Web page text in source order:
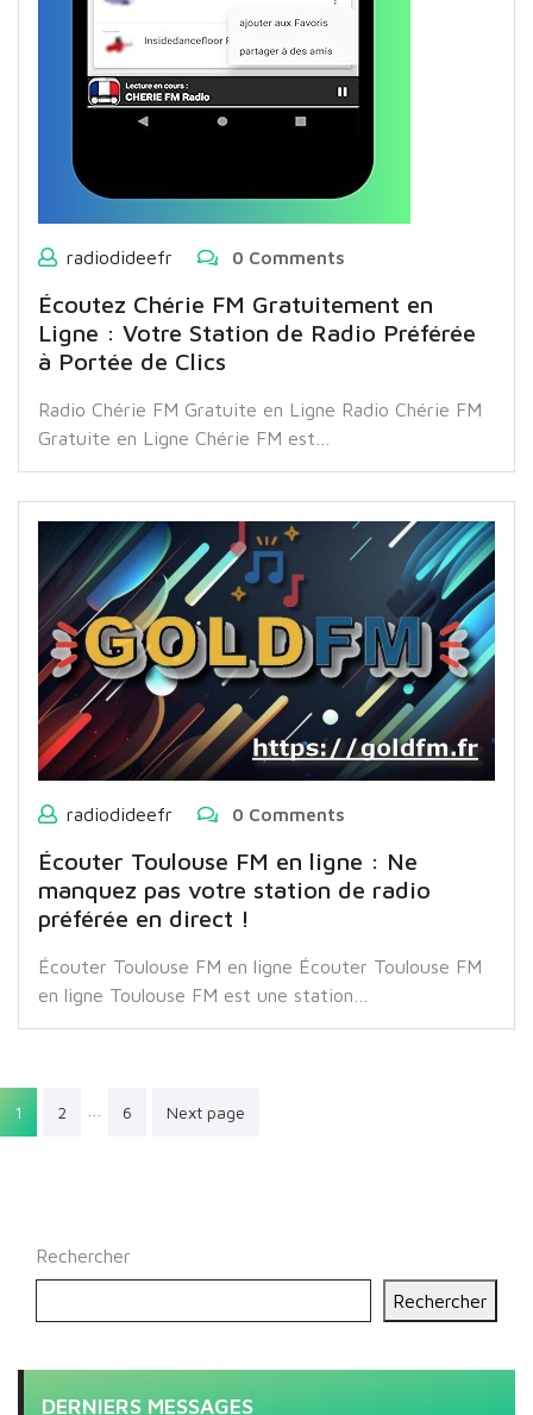
radiodideefr 0 Comments
Écoutez Chérie FM Gratuitement en
Ligne : Votre Station de Radio Préférée
à Portée de Clics
Radio Chérie FM Gratuite en Ligne Radio Chérie FM
Gratuite en Ligne Chérie FM est…
radiodideefr 0 Comments
Écouter Toulouse FM en ligne : Ne
manquez pas votre station de radio
préférée en direct !
Écouter Toulouse FM en ligne Écouter Toulouse FM
en ligne Toulouse FM est une station…
Pagination
1 2 6 Next page
Rechercher
Rechercher
DERNIERS MESSAGES